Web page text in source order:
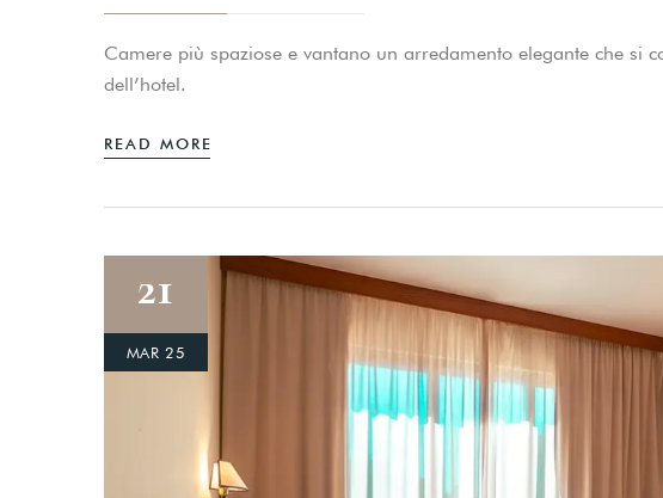
Camere più spaziose e vantano un arredamento elegante che si
dell’hotel.
READ MORE
21
MAR 25